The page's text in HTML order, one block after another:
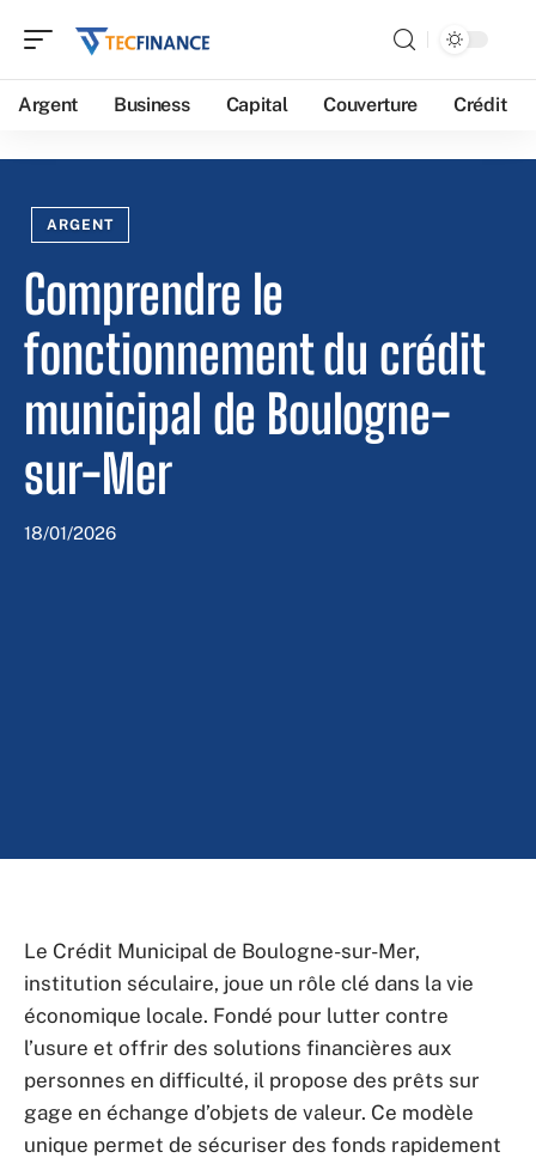
Argent Business Capital Couverture Crédit
ARGENT
Comprendre le
fonctionnement du crédit
municipal de Boulogne-
sur-Mer
18/01/2026
Le Crédit Municipal de Boulogne-sur-Mer,
institution séculaire, joue un rôle clé dans la vie
économique locale. Fondé pour lutter contre
l’usure et offrir des solutions financières aux
personnes en difficulté, il propose des prêts sur
gage en échange d’objets de valeur. Ce modèle
unique permet de sécuriser des fonds rapidement